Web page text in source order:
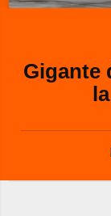
Gigante